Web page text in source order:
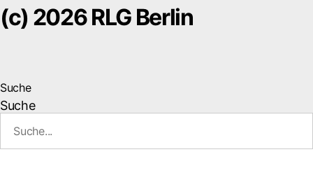
(c) 2026 RLG Berlin
Suche
Suche